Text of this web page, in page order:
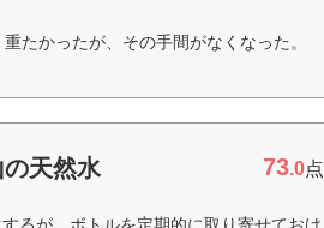
たかったが、その手間がなくなった。
天然水 73.0点